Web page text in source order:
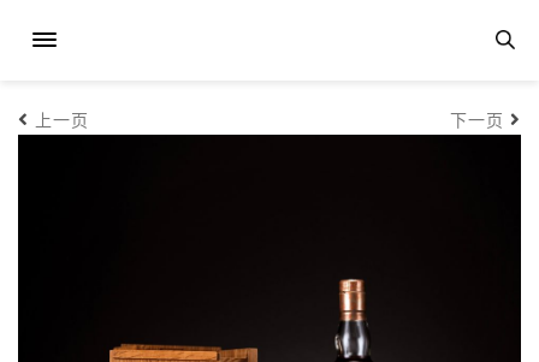
上一页 下一页